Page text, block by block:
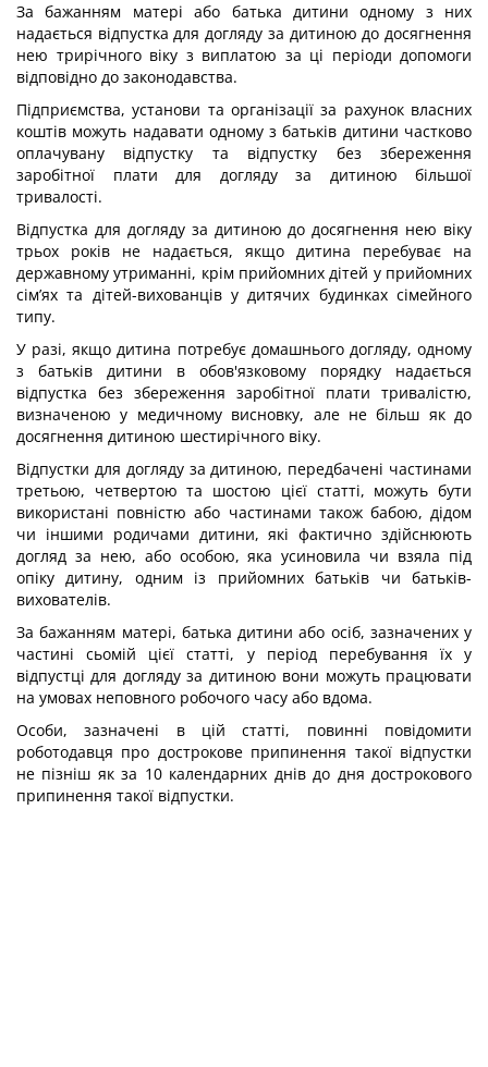
За бажанням матері або батька дитини одному з них
надається відпустка для догляду за дитиною до досягнення
нею трирічного віку з виплатою за ці періоди допомоги
відповідно до законодавства.
Підприємства, установи та організації за рахунок власних
коштів можуть надавати одному з батьків дитини частково
оплачувану відпустку та відпустку без збереження
заробітної плати для догляду за дитиною більшої
тривалості.
Відпустка для догляду за дитиною до досягнення нею віку
трьох років не надається, якщо дитина перебуває на
державному утриманні, крім прийомних дітей у прийомних
сім’ях та дітей-вихованців у дитячих будинках сімейного
типу.
У разі, якщо дитина потребує домашнього догляду, одному
з батьків дитини в обов'язковому порядку надається
відпустка без збереження заробітної плати тривалістю,
визначеною у медичному висновку, але не більш як до
досягнення дитиною шестирічного віку.
Відпустки для догляду за дитиною, передбачені частинами
третьою, четвертою та шостою цієї статті, можуть бути
використані повністю або частинами також бабою, дідом
чи іншими родичами дитини, які фактично здійснюють
догляд за нею, або особою, яка усиновила чи взяла під
опіку дитину, одним із прийомних батьків чи батьків-
вихователів.
За бажанням матері, батька дитини або осіб, зазначених у
частині сьомій цієї статті, у період перебування їх у
відпустці для догляду за дитиною вони можуть працювати
на умовах неповного робочого часу або вдома.
Особи, зазначені в цій статті, повинні повідомити
роботодавця про дострокове припинення такої відпустки
не пізніш як за 10 календарних днів до дня дострокового
припинення такої відпустки.